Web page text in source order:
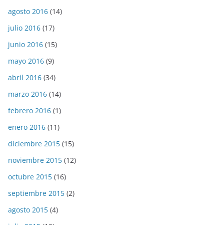
agosto 2016 (14)
julio 2016 (17)
junio 2016 (15)
mayo 2016 (9)
abril 2016 (34)
marzo 2016 (14)
febrero 2016 (1)
enero 2016 (11)
diciembre 2015 (15)
noviembre 2015 (12)
octubre 2015 (16)
septiembre 2015 (2)
agosto 2015 (4)